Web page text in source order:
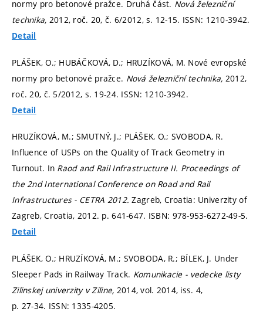
normy pro betonové pražce. Druhá část. Nová železniční
technika, 2012, roč. 20, č. 6/2012,s. 12-15. ISSN: 1210-3942.
Detail
PLÁŠEK, O.; HUBÁČKOVÁ, D.; HRUZÍKOVÁ, M. Nové evropské
normy pro betonové pražce. Nová železniční technika, 2012,
roč. 20, č. 5/2012, s. 19-24. ISSN: 1210-3942.
Detail
HRUZÍKOVÁ, M.; SMUTNÝ, J.; PLÁŠEK, O.; SVOBODA, R.
Influence of USPs on the Quality of Track Geometry in
Turnout. In Raod and Rail Infrastructure II. Proceedings of
the 2nd International Conference on Road and Rail
Infrastructures - CETRA 2012.Zagreb, Croatia: Univerzity of
Zagreb, Croatia, 2012. p. 641-647. ISBN: 978-953-6272-49-5.
Detail
PLÁŠEK, O.; HRUZÍKOVÁ, M.; SVOBODA, R.; BÍLEK, J. Under
Sleeper Pads in Railway Track. Komunikacie - vedecke listy
Zilinskej univerzity v Ziline, 2014, vol. 2014, iss. 4,
p. 27-34. ISSN: 1335-4205.